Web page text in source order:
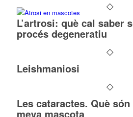
L’artrosi: què cal saber
procés degeneratiu
Leishmaniosi
Les cataractes. Què
meva mascota